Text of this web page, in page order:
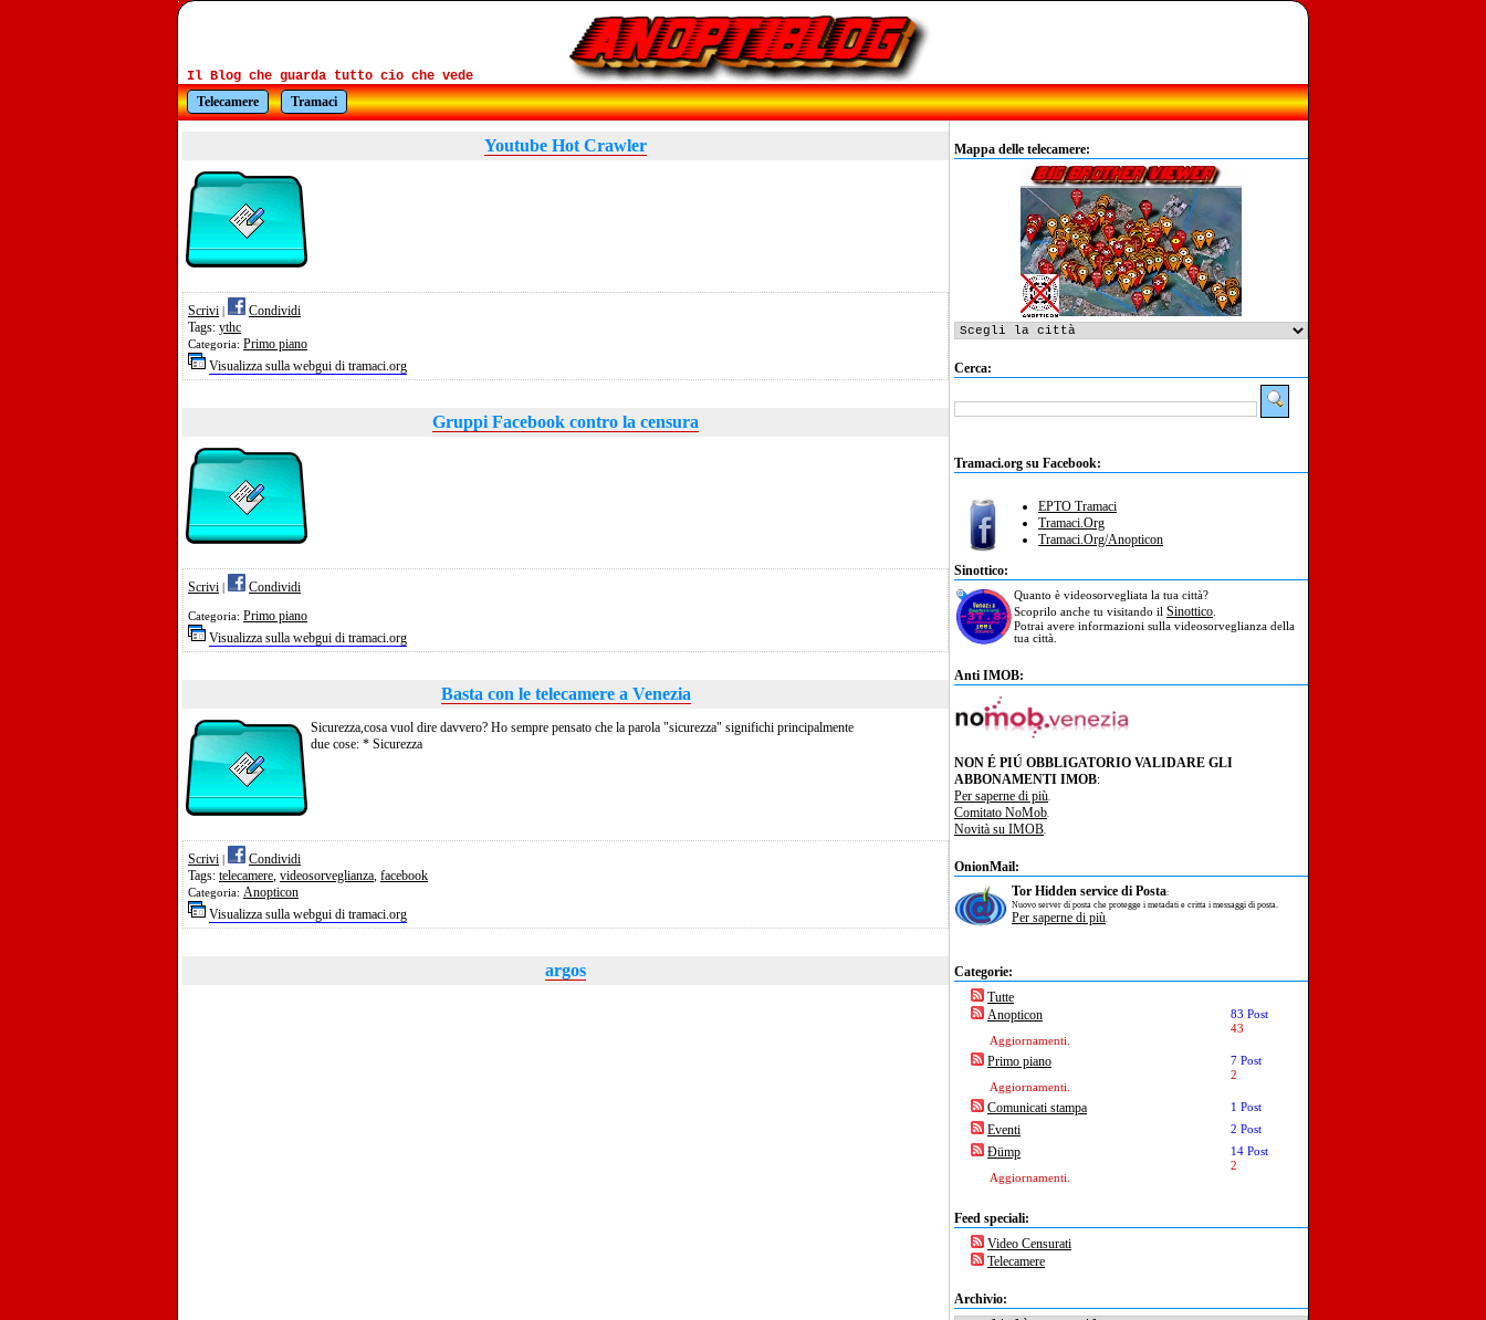
Il Blog che guarda tutto cio che vede
Telecamere
Tramaci
Youtube Hot Crawler
Scrivi
Condividi
Tags: ythc
Categoria: Primo piano
Visualizza sulla webgui di tramaci.org
Gruppi Facebook contro la censura
Scrivi Condividi
Categoria: Primo piano
Visualizza sulla webgui di tramaci.org
Basta con le telecamere a Venezia
Sicurezza,cosa vuol dire davvero? Ho sempre pensato che la parola "sicurezza" significhi principalmente
due cose: * Sicurezza
Scrivi
Condividi
Tags: telecamere, videosorveglianza, facebook
Categoria: Anopticon
Visualizza sulla webgui di tramaci.org
argos
Mappa delle telecamere:
Cerca:
Tramaci.org su Facebook:
EPTO Tramaci
Tramaci.Org
Tramaci.Org/Anopticon
Sinottico:
Quanto è videosorvegliata la tua città?
Scoprilo anche tu visitando il Sinottico
Potrai avere informazioni sulla videosorveglianza della
tua città.
Anti IMOB:
NON É PIÚ OBBLIGATORIO VALIDARE GLI
ABBONAMENTI IMOB:
Per saperne di più.
Comitato NoMob.
Novità su IMOB.
OnionMail:
Tor Hidden service di Posta:
Nuovo server di posta che protegge i metadati e critta i messaggi di posta.
Per saperne di più.
Categorie:
Tutte
Anopticon
83 Post
43
Aggiornamenti.
Primo piano
7 Post
2
Aggiornamenti.
Comunicati stampa 1 Post
Eventi 2 Post
Ðümp
14 Post
2
Aggiornamenti.
Feed speciali:
Video Censurati
Telecamere
Archivio: